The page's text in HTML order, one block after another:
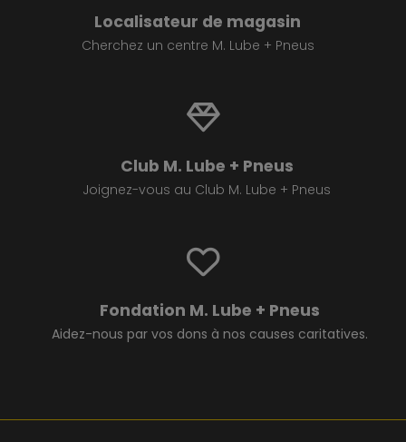
Localisateur de magasin
Cherchez un centre M. Lube + Pneus
Club M. Lube + Pneus
Joignez-vous au Club M. Lube + Pneus
Fondation M. Lube + Pneus
Aidez-nous par vos dons à nos causes caritatives.